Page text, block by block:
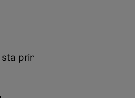
sta prin